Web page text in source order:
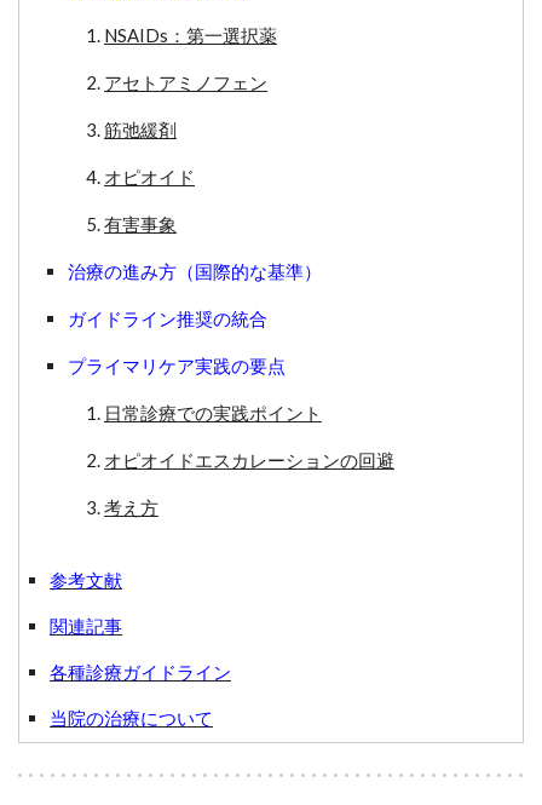
NSAIDs：第一選択薬
アセトアミノフェン
筋弛緩剤
オピオイド
有害事象
治療の進み方（国際的な基準）
ガイドライン推奨の統合
プライマリケア実践の要点
日常診療での実践ポイント
オピオイドエスカレーションの回避
考え方
参考文献
関連記事
各種診療ガイドライン
当院の治療について